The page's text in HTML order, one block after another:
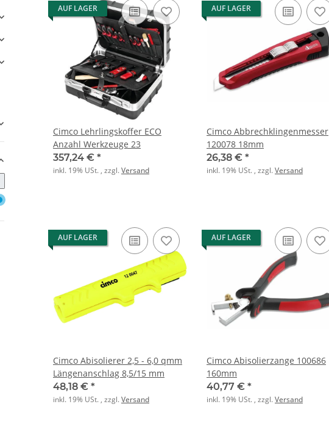
AUF LAGER
Cimco Lehrlingskoffer ECO
Anzahl Werkzeuge 23
357,24 € *
inkl. 19% USt. , zzgl.Versand
AUF LAGER
Cimco Abbrechklingenmesser
120078 18mm
26,38 € *
inkl. 19% USt. , zzgl.Versand
AUF LAGER
Cimco Abisolierer 2,5 - 6,0 qmm
Längenanschlag 8,5/15 mm
48,18 € *
inkl. 19% USt. , zzgl.Versand
AUF LAGER
Cimco Abisolierzange 100686
160mm
40,77 € *
inkl. 19% USt. , zzgl.Versand